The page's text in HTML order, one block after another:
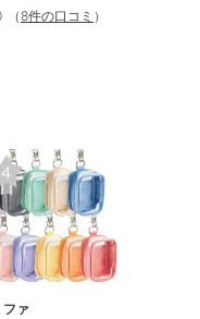
（8件の口コミ ）
ファ